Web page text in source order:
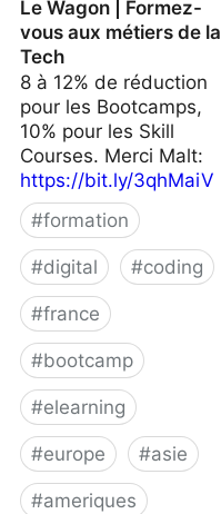
Le Wagon | Formez-
vous aux métiers de la
Tech
8 à 12% de réduction
pour les Bootcamps,
10% pour les Skill
Courses. Merci Malt:
https://bit.ly/3qhMaiV
#formation
#digital #coding
#france
#bootcamp
#elearning
#europe #asie
#ameriques